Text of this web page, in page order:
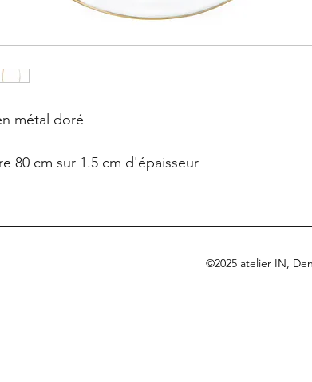
métal doré
80 cm sur 1.5 cm d'épaisseur
©2025 atelier IN,